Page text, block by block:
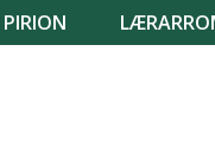
PIRION